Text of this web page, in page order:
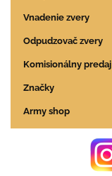
Vnadenie zvery
Odpudzovač zvery
Komisionálny predaj
Značky
Army shop